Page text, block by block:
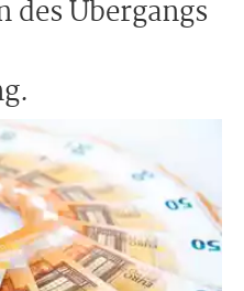
Übergangs